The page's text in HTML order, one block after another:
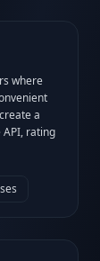
where
a
API, rating